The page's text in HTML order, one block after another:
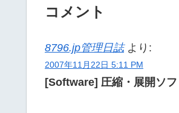
コメント
8796.jp管理日誌 より:
2007年11月22日 5:11 PM
[Software] 圧縮・展開ソ